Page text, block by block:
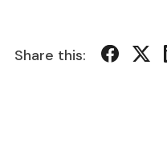
Share this: